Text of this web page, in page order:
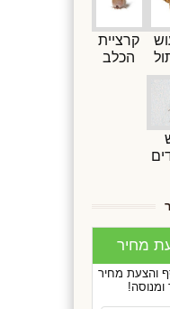
קרציית
הכלב
מחיר
והצעת מחיר